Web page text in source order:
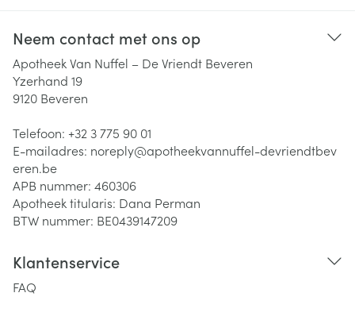
Neem contact met ons op
Apotheek Van Nuffel – De Vriendt Beveren
Yzerhand 19
9120 Beveren
Telefoon: +32 3 775 90 01
E-mailadres: noreply@apotheekvannuffel-devriendtbev
eren.be
APB nummer: 460306
Apotheek titularis: Dana Perman
BTW nummer: BE0439147209
Klantenservice
FAQ